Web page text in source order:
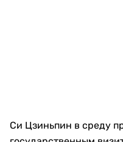
Си Цзиньпин в среду